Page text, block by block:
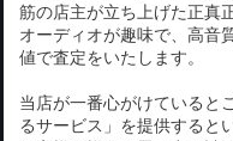
筋の店主が立ち上げた正真
オーディオが趣味で、高音
値で査定をいたします。
当店が一番心がけていると
るサービス」を提供すると